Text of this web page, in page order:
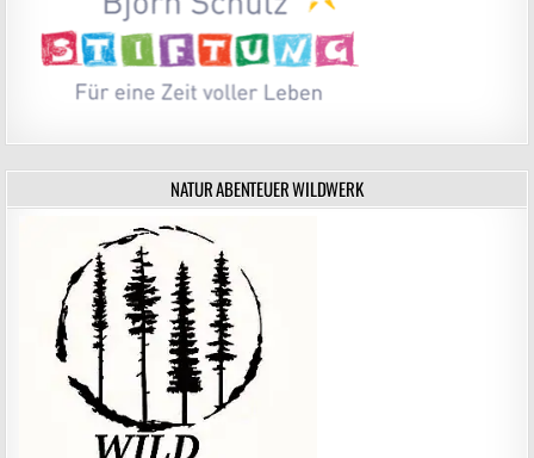
NATUR ABENTEUER WILDWERK